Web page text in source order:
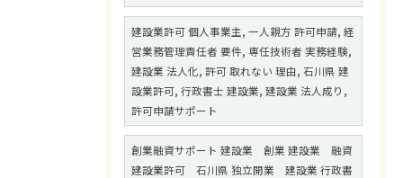
建設業許可 個人事業主, 一人親方 許可申請, 経
営業務管理責任者 要件, 専任技術者 実務経験,
建設業 法人化, 許可 取れない 理由, 石川県 建
設業許可, 行政書士 建設業, 建設業 法人成り,
許可申請サポート
創業融資サポート 建設業 創業 建設業 融資
建設業許可 石川県 独立開業 建設業 行政書